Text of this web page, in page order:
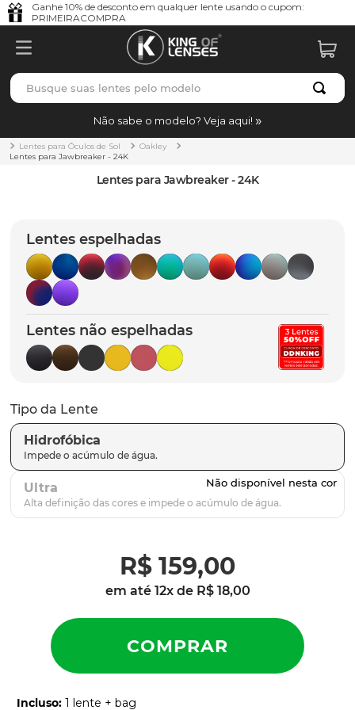
Ganhe 10% de desconto em qualquer lente usando o cupom:
PRIMEIRACOMPRA
Busque suas lentes pelo modelo
Não sabe o modelo? Veja aqui!
Lentes para Óculos de Sol
Oakley
Lentes para Jawbreaker - 24K
Lentes para Jawbreaker - 24K
Lentes espelhadas
Lentes não espelhadas
Tipo da Lente
Hidrofóbica
Ultra
R$ 159,00
em até 12x de R$ 18,00
Incluso: 1 lente + bag
TERMOS MAIS BUSCADOS
1º borrachas
holbrook
5º chaves
6º t-shock
7º latch
8º gasket
9º parafusos